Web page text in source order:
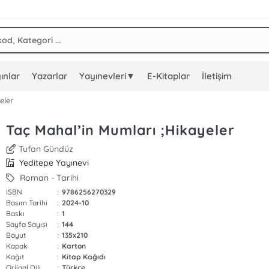
Yazarlar Yayınevleri▼ E-Kitaplar İletişim
Taç Mahal’in Mumları ;Hikayeler
Tufan Gündüz
Yeditepe Yayınevi
Roman - Tarihi
ISBN : 9786256270329
Basım Tarihi
: 2024-10
Baskı
: 1
Sayfa Sayısı
: 144
Boyut
: 135x210
Kapak
: Karton
Kağıt
: Kitap Kağıdı